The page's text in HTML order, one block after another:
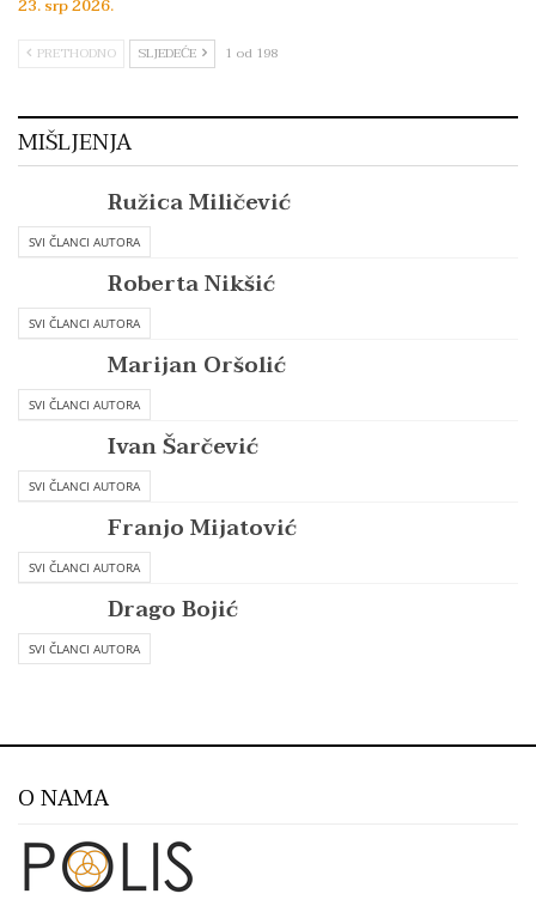
23. srp 2026.
PRETHODNO SLJEDEĆE 1 od 198
MIŠLJENJA
Ružica Miličević
SVI ČLANCI AUTORA
Roberta Nikšić
SVI ČLANCI AUTORA
Marijan Oršolić
SVI ČLANCI AUTORA
Ivan Šarčević
SVI ČLANCI AUTORA
Franjo Mijatović
SVI ČLANCI AUTORA
Drago Bojić
SVI ČLANCI AUTORA
O NAMA